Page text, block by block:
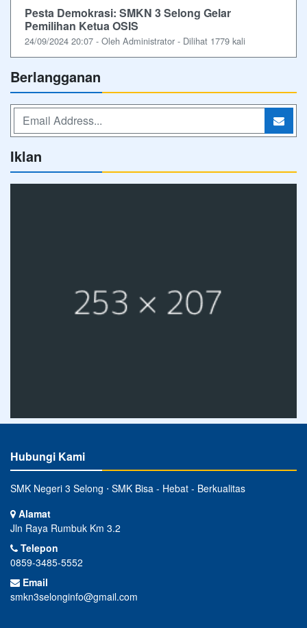
Pesta Demokrasi: SMKN 3 Selong Gelar
Pemilihan Ketua OSIS
24/09/2024 20:07 - Oleh Administrator - Dilihat 1779 kali
Berlangganan
Iklan
Hubungi Kami
SMK Negeri 3 Selong ⋅ SMK Bisa - Hebat - Berkualitas
Alamat
Jln Raya Rumbuk Km 3.2
Telepon
0859-3485-5552
Email
smkn3selonginfo@gmail.com